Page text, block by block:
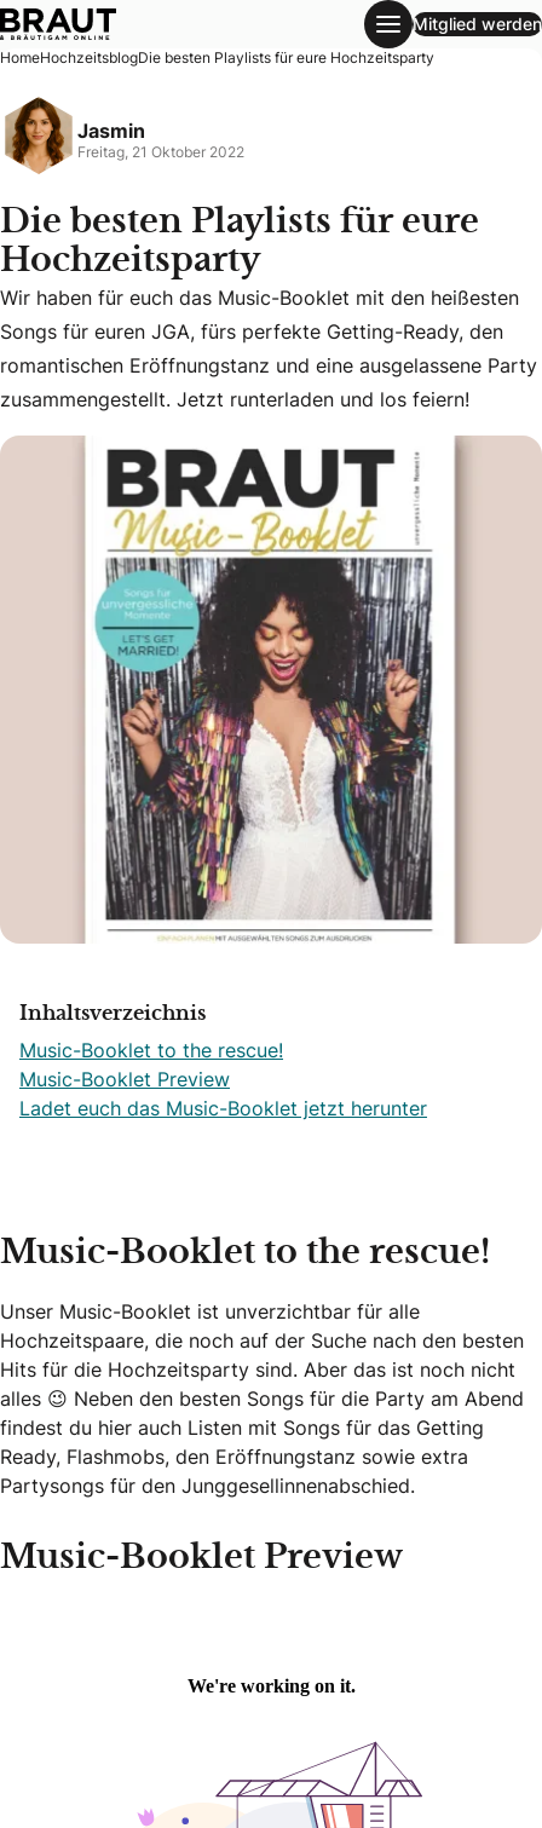
Die besten Playlists für eure Hochzeitsparty
Mitglied werden
HomeHochzeitsblogDie besten Playlists für eure Hochzeitsparty
Jasmin
Freitag, 21 Oktober 2022
Die besten Playlists für eure
Hochzeitsparty
Wir haben für euch das Music-Booklet mit den heißesten
Wir haben für euch das Music-Booklet mit den heißesten
Songs für euren JGA, fürs perfekte Getting-Ready, den
romantischen Eröffnungstanz und eine ausgelassene Party
zusammengestellt. Jetzt runterladen und los feiern!
Inhaltsverzeichnis
Music-Booklet to the rescue!
Music-Booklet Preview
Ladet euch das Music-Booklet jetzt herunter
Music-Booklet to the rescue!
Unser Music-Booklet ist unverzichtbar für alle
Hochzeitspaare, die noch auf der Suche nach den besten
Hits für die Hochzeitsparty sind. Aber das ist noch nicht
alles 😉 Neben den besten Songs für die Party am Abend
findest du hier auch Listen mit Songs für das Getting
Ready, Flashmobs, den Eröffnungstanz sowie extra
Partysongs für den Junggesellinnenabschied.
Music-Booklet Preview